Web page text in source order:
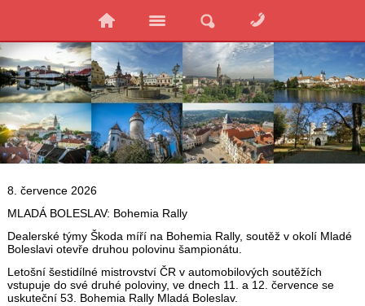
8. července 2026
MLADÁ BOLESLAV: Bohemia Rally
Dealerské týmy Škoda míří na Bohemia Rally, soutěž v okolí Mladé
Boleslavi otevře druhou polovinu šampionátu.
Letošní šestidílné mistrovství ČR v automobilových soutěžích
vstupuje do své druhé poloviny, ve dnech 11. a 12. července se
uskuteční 53. Bohemia Rally Mladá Boleslav.